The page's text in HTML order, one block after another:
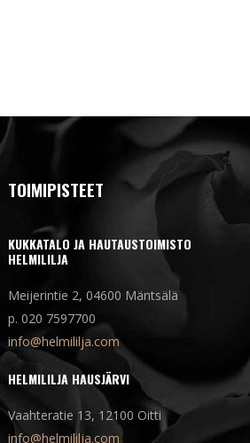
TOIMIPISTEET
KUKKATALO JA HAUTAUSTOIMISTO
HELMILILJA
Meijerintie 2, 04600 Mäntsälä
p. 020 7597700
info@helmililja.com
HELMILILJA HAUSJÄRVI
Vaahteratie 13, 12100 Oitti
info@helmililja.com